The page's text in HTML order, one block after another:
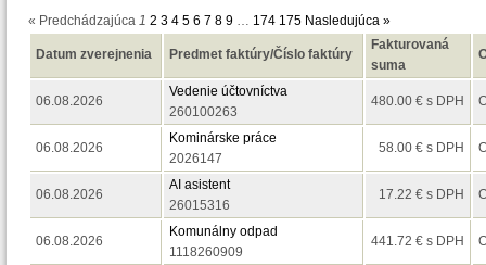
« Predchádzajúca 1 2 3 4 5 6 7 8 9 … 174 175 Nasledujúca »
Datum zverejnenia Predmet faktúry/Číslo faktúry
Fakturovaná
suma
06.08.2026
Vedenie účtovníctva
260100263
480.00 € s DPH
06.08.2026
Kominárske práce
2026147
58.00 € s DPH
06.08.2026
AI asistent
26015316
17.22 € s DPH
06.08.2026
Komunálny odpad
1118260909
441.72 € s DPH